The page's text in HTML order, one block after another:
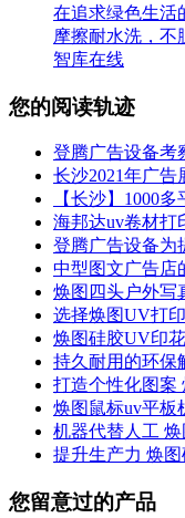
在追求绿色生活
摩擦耐水洗，不
智库在线
您的阅读轨迹
登腾广告设备考
长沙2021年广
【长沙】1000
海邦达uv卷材打
登腾广告设备为
中型图文广告店
焕图四头户外写
选择焕图UV打
焕图硅胶UV印
持久耐用的环保
打造个性化图案
焕图鼠标uv平板
机器代替人工
提升生产力 焕
您留意过的产品